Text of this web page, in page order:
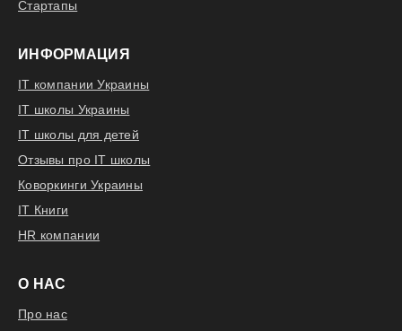
Стартапы
ИНФОРМАЦИЯ
IT компании Украины
IT школы Украины
IT школы для детей
Отзывы про IT школы
Коворкинги Украины
IT Книги
HR компании
О НАС
Про нас